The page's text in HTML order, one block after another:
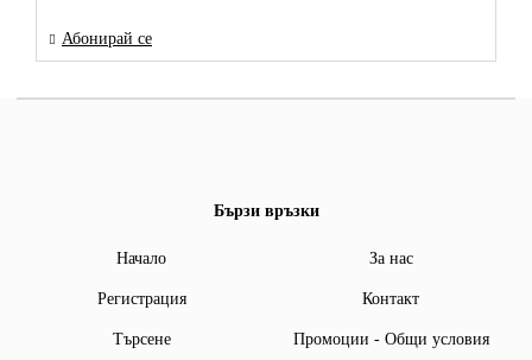
Абонирай се
Бързи връзки
Начало За нас
Регистрация Контакт
Търсене Промоции - Общи условия